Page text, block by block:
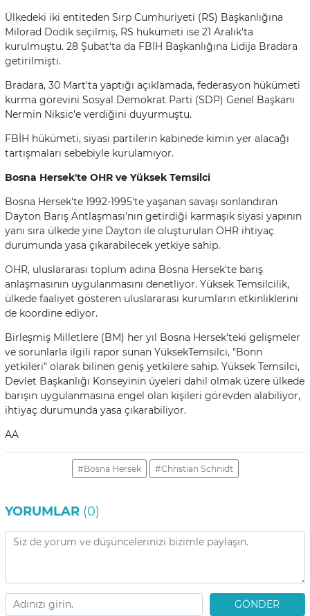
Ülkedeki iki entiteden Sırp Cumhuriyeti (RS) Başkanlığına
Milorad Dodik seçilmiş, RS hükümeti ise 21 Aralık'ta
kurulmuştu. 28 Şubat'ta da FBİH Başkanlığına Lidija Bradara
getirilmişti.
Bradara, 30 Mart'ta yaptığı açıklamada, federasyon hükümeti
kurma görevini Sosyal Demokrat Parti (SDP) Genel Başkanı
Nermin Niksic'e verdiğini duyurmuştu.
FBİH hükümeti, siyasi partilerin kabinede kimin yer alacağı
tartışmaları sebebiyle kurulamıyor.
Bosna Hersek'te OHR ve Yüksek Temsilci
Bosna Hersek'te 1992-1995'te yaşanan savaşı sonlandıran
Dayton Barış Antlaşması'nın getirdiği karmaşık siyasi yapının
yanı sıra ülkede yine Dayton ile oluşturulan OHR ihtiyaç
durumunda yasa çıkarabilecek yetkiye sahip.
OHR, uluslararası toplum adına Bosna Hersek'te barış
anlaşmasının uygulanmasını denetliyor. Yüksek Temsilcilik,
ülkede faaliyet gösteren uluslararası kurumların etkinliklerini
de koordine ediyor.
Birleşmiş Milletlere (BM) her yıl Bosna Hersek'teki gelişmeler
ve sorunlarla ilgili rapor sunan YüksekTemsilci, "Bonn
yetkileri" olarak bilinen geniş yetkilere sahip. Yüksek Temsilci,
Devlet Başkanlığı Konseyinin üyeleri dahil olmak üzere ülkede
barışın uygulanmasına engel olan kişileri görevden alabiliyor,
ihtiyaç durumunda yasa çıkarabiliyor.
AA
#Bosna Hersek #Christian Schnidt
YORUMLAR (0)
GÖNDER